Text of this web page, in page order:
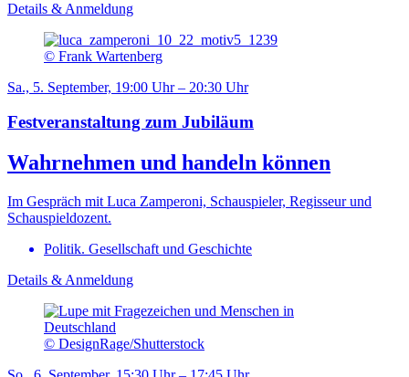
Details & Anmeldung
© Frank Wartenberg
Sa., 5. September, 19:00 Uhr – 20:30 Uhr
Festveranstaltung zum Jubiläum
Wahrnehmen und handeln können
Im Gespräch mit Luca Zamperoni, Schauspieler, Regisseur und
Schauspieldozent.
Politik. Gesellschaft und Geschichte
Details & Anmeldung
© DesignRage/Shutterstock